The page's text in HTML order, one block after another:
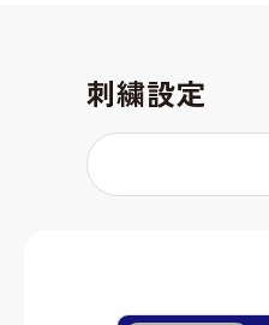
刺繍設定